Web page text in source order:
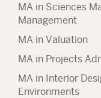
MA in Sciences
Management
MA in Valuation
MA in Projects
MA in Interior
Environments